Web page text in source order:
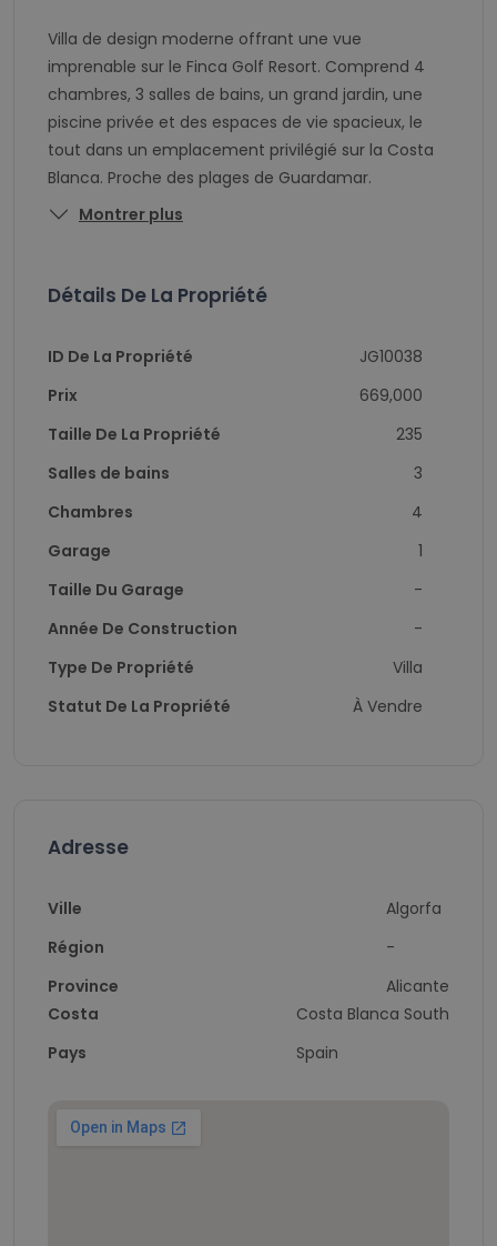
Villa de design moderne offrant une vue
imprenable sur le Finca Golf Resort. Comprend 4
chambres, 3 salles de bains, un grand jardin, une
piscine privée et des espaces de vie spacieux, le
tout dans un emplacement privilégié sur la Costa
Blanca. Proche des plages de Guardamar.
Montrer plus
Détails De La Propriété
ID De La Propriété
JG10038
Prix
669,000
Taille De La Propriété
235
Salles de bains
3
Chambres
4
Garage
1
Taille Du Garage
-
Année De Construction
-
Type De Propriété
Villa
Statut De La Propriété
À Vendre
Adresse
Ville
Région
Province
Algorfa
-
Alicante
Costa
Pays
Costa Blanca South
Spain